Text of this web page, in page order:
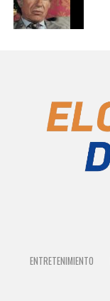
ENTRETENIMIENTO